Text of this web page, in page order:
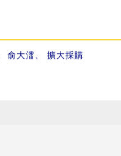
俞大㵢 擴大採購